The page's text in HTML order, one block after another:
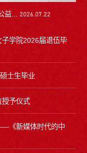
... 2026.07.22
学院2026届退伍毕
士生毕业
授予仪式
《新媒体时代的中